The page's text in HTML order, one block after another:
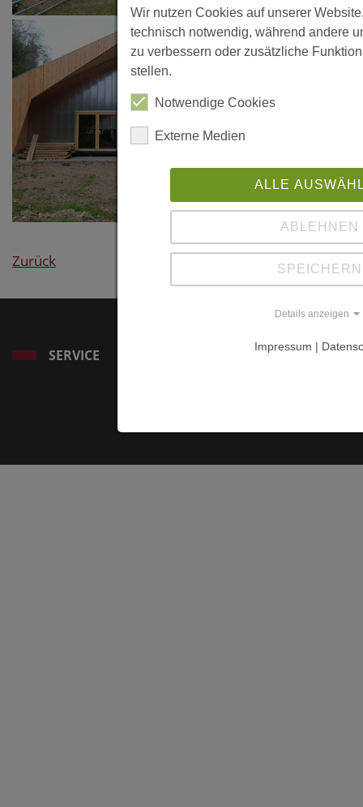
Zurück
Rheinland-
Pfalz und
SERVICE
Wir nutzen Cookies auf unserer
technisch notwendig, während andere
zu verbessern oder zusätzliche
stellen.
Notwendige Cookies
Externe Medien
ALLE
ABLEHNEN
SPEICHERN
Details anzeigen
Impressum |